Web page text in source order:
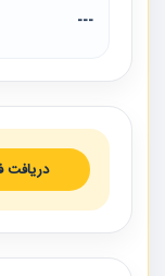
---
دریافت